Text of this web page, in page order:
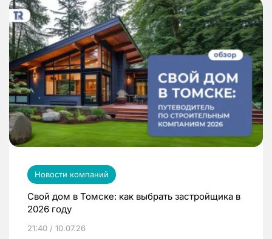
Новости компаний
Свой дом в Томске: как выбрать застройщика в
2026 году
21:40 / 10.07.26